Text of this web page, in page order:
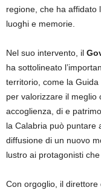
regione, che ha affidato
luoghi e memorie.
Nel suo intervento, il
ha sottolineato
territorio, come la
per valorizzare il meglio
accoglienza, di e
la Calabria può puntare
diffusione di un nuovo
lustro ai protagonisti che
Con orgoglio, il